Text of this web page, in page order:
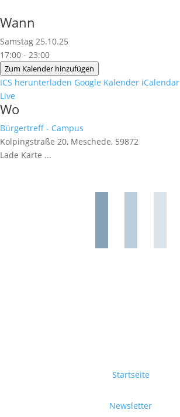
Wann
Samstag 25.10.25
17:00 - 23:00
Zum Kalender hinzufügen
ICS herunterladen Google Kalender iCalendar
Live
Wo
Bürgertreff - Campus
Kolpingstraße 20, Meschede, 59872
Lade Karte ...
Startseite
Newsletter